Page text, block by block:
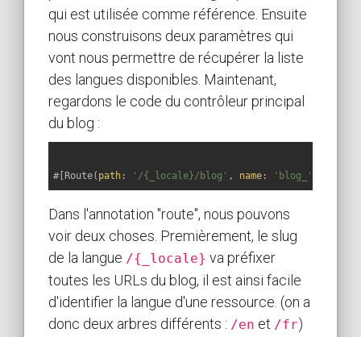
qui est utilisée comme référence. Ensuite
nous construisons deux paramètres qui
vont nous permettre de récupérer la liste
des langues disponibles. Maintenant,
regardons le code du contrôleur principal
du blog :
#[Route( path : '/{_locale}/blog' , name : 'blog_'
Dans l'annotation "route", nous pouvons
voir deux choses. Premièrement, le slug
de la langue /{_locale} va préfixer
toutes les URLs du blog, il est ainsi facile
d'identifier la langue d'une ressource. (on a
donc deux arbres différents : /en et /fr)